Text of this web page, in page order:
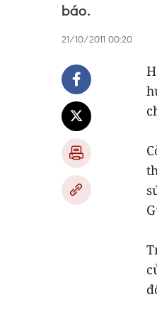
báo.
21/10/2011 00:20